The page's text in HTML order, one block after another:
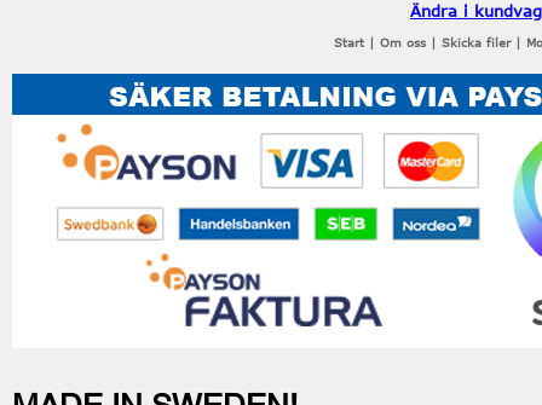
Ändra i
Start| Om oss| Skicka filer|